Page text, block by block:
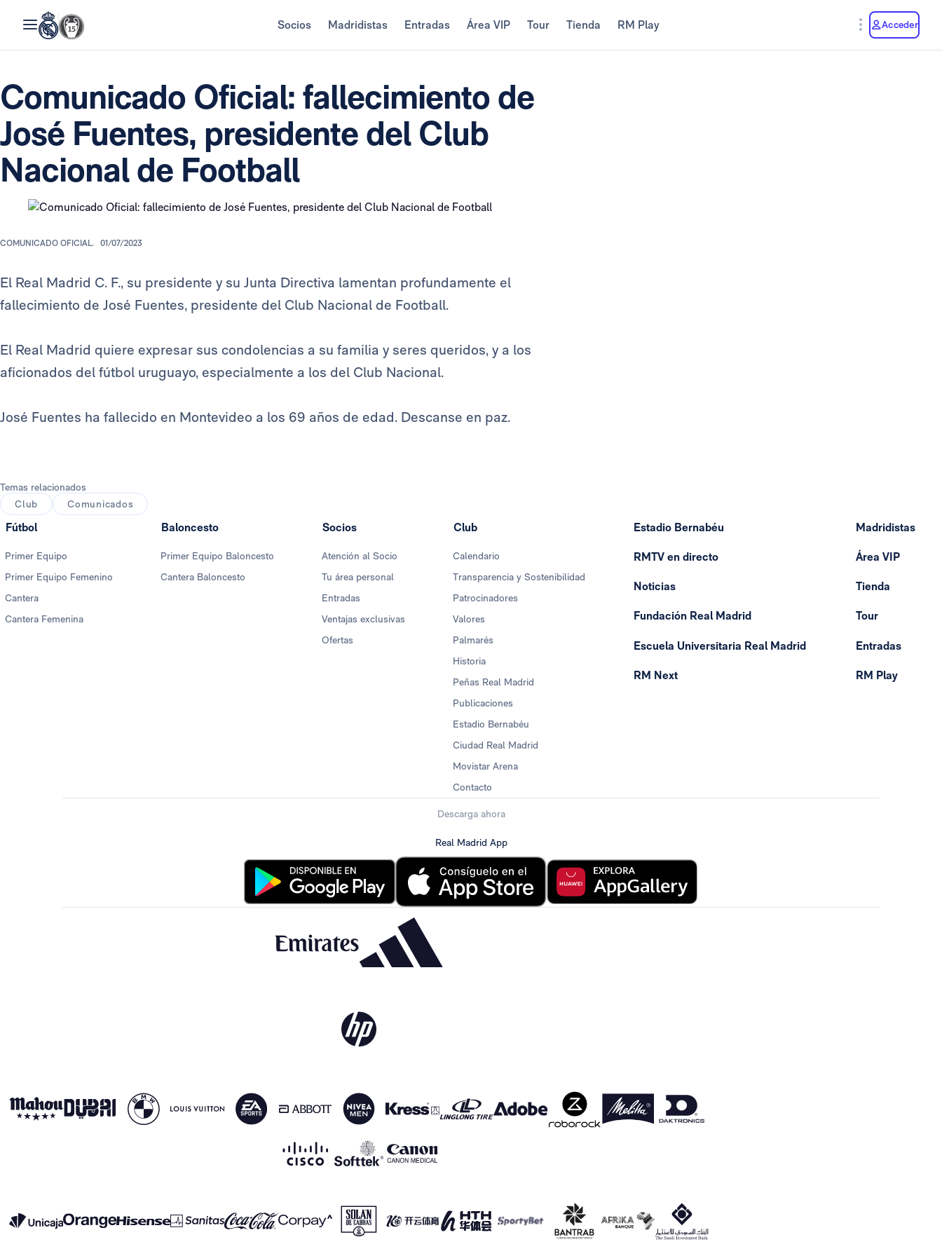
Socios Madridistas Entradas Área VIP Tour Tienda RM Play Acceder
Comunicado Oficial: fallecimiento de
José Fuentes, presidente del Club
Nacional de Football
COMUNICADO OFICIAL. 01/07/2023
El Real Madrid C. F., su presidente y su Junta Directiva lamentan profundamente el
fallecimiento de José Fuentes, presidente del Club Nacional de Football.
El Real Madrid quiere expresar sus condolencias a su familia y seres queridos, y a los
aficionados del fútbol uruguayo, especialmente a los del Club Nacional.
José Fuentes ha fallecido en Montevideo a los 69 años de edad. Descanse en paz.
Temas relacionados
Club
Comunicados
Fútbol
Primer Equipo
Primer Equipo Femenino
Cantera
Cantera Femenina
Baloncesto
Primer Equipo Baloncesto
Cantera Baloncesto
Socios
Atención al Socio
Tu área personal
Entradas
Ventajas exclusivas
Ofertas
Club
Calendario
Transparencia y Sostenibilidad
Patrocinadores
Valores
Palmarés
Historia
Peñas Real Madrid
Publicaciones
Estadio Bernabéu
Ciudad Real Madrid
Movistar Arena
Contacto
Estadio Bernabéu
RMTV en directo
Noticias
Fundación Real Madrid
Escuela Universitaria Real Madrid
RM Next
Madridistas
Área VIP
Tienda
Tour
Entradas
RM Play
Descarga ahora
Real Madrid App